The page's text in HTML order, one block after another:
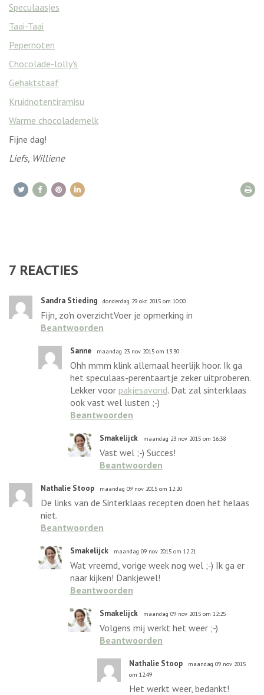
Speculaasjes
Taai-Taai
Pepernoten
Chocolade-lolly's
Gehaktstaaf
Kruidnotentiramisu
Warme chocolademelk
Fijne dag!
Liefs, Williene
7 REACTIES
Sandra Stieding donderdag 29 okt 2015 om 10:00
Fijn, zo'n overzichtVoer je opmerking in
Beantwoorden
Sanne maandag 23 nov 2015 om 13:30
Ohh mmm klink allemaal heerlijk hoor. Ik ga
het speculaas-perentaartje zeker uitproberen.
Lekker voor pakjesavond. Dat zal sinterklaas
ook vast wel lusten ;-)
Beantwoorden
Smakelijck maandag 23 nov 2015 om 16:38
Vast wel ;-) Succes!
Beantwoorden
Nathalie Stoop maandag 09 nov 2015 om 12:20
De links van de Sinterklaas recepten doen het helaas
niet.
Beantwoorden
Smakelijck maandag 09 nov 2015 om 12:21
Wat vreemd, vorige week nog wel ;-) Ik ga er
naar kijken! Dankjewel!
Beantwoorden
Smakelijck maandag 09 nov 2015 om 12:25
Volgens mij werkt het weer ;-)
Beantwoorden
Nathalie Stoop
maandag 09 nov 2015
om 12:49
Het werkt weer, bedankt!